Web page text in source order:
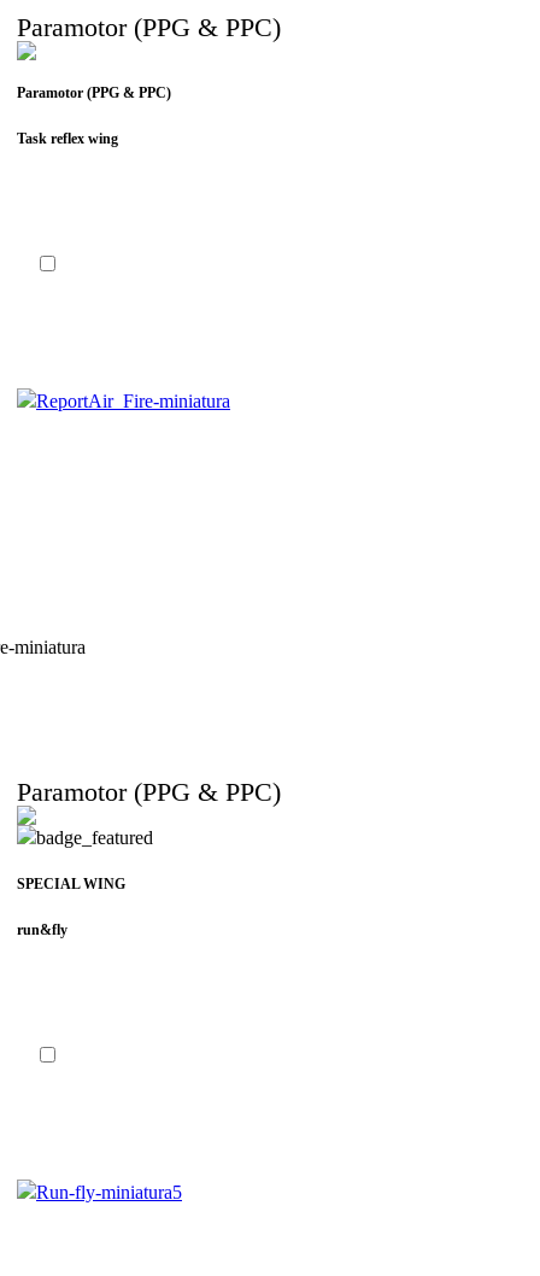
Paramotor (PPG & PPC)
Paramotor (PPG & PPC)
Task reflex wing
Paramotor (PPG & PPC)
SPECIAL WING
run&fly